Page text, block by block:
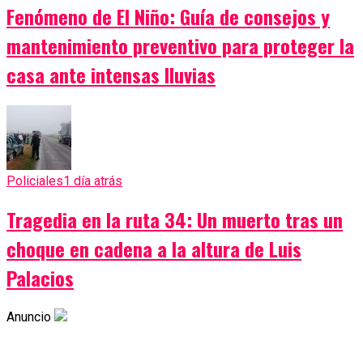
Fenómeno de El Niño: Guía de consejos y
mantenimiento preventivo para proteger la
casa ante intensas lluvias
Policiales1 día atrás
Tragedia en la ruta 34: Un muerto tras un
choque en cadena a la altura de Luis
Palacios
Anuncio